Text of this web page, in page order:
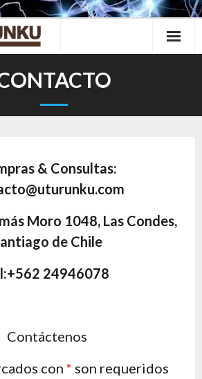
& Consultas:
Moro 1048, Las Condes,
de Chile
24946078
Contáctenos
con * son requeridos